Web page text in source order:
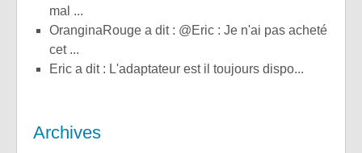
mal ...
OranginaRouge a dit : @Eric : Je n'ai pas acheté
cet ...
Eric a dit : L'adaptateur est il toujours dispo...
Archives